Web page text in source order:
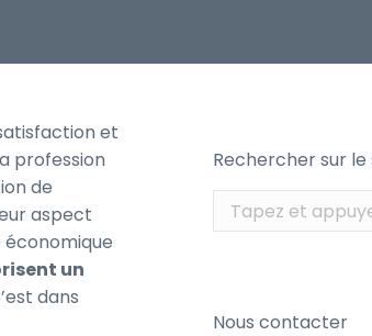
Rechercher sur le
Recherche
:
Nous contacter
et
profession
de
aspect
un
dans